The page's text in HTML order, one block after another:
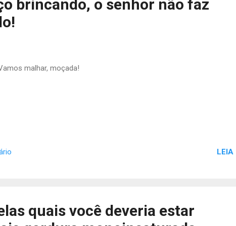
brincando, o senhor não faz
malhar, moçada!
LEIA
quais você deveria estar